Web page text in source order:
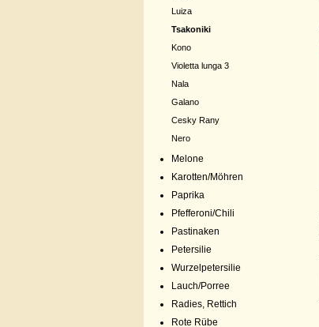
Luiza
Tsakoniki
Kono
Violetta lunga 3
Nala
Galano
Cesky Rany
Nero
Melone
Karotten/Möhren
Paprika
Pfefferoni/Chili
Pastinaken
Petersilie
Wurzelpetersilie
Lauch/Porree
Radies, Rettich
Rote Rübe